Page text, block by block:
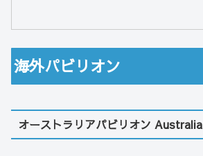
海外パビリオン
オーストラリアパビリオン Australia